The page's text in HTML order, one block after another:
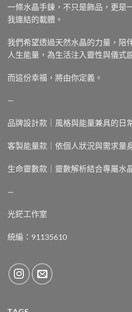
一條水晶手鍊，不只是飾品，更是
我連結的載體。
我們希望透過天然水晶的力量，陪
人生能量，為生活注入靈性與儀式
而這份幸福，將由你定義。
—
品牌設計款｜風格與能量兼具的日
客製能量款｜依個人狀況與需求量
生命靈數款｜靈數解析結合專屬水
—
光鋩工作室
統編：91135610